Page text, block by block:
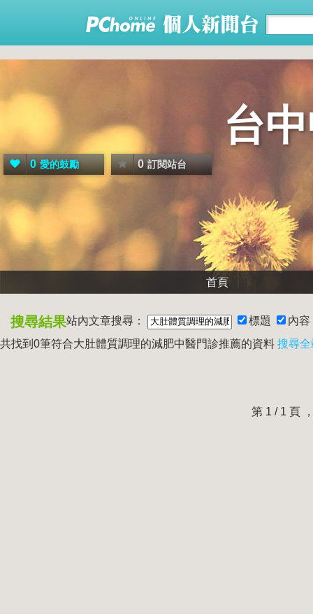
台
0 愛的鼓勵 0 訂閱站台
首頁
搜尋結果站內文章搜尋： 標題
內容
共找到0筆符合大肚體質調理的減肥中醫門診推薦的資料 搜尋
第 1 / 1